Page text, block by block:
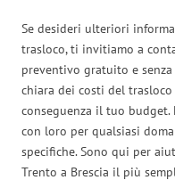
Se desideri ulteriori
trasloco, ti invitiamo a
preventivo gratuito e
chiara dei costi del
conseguenza il tuo
con loro per qualsiasi
specifiche. Sono qui per
Trento a Brescia il più